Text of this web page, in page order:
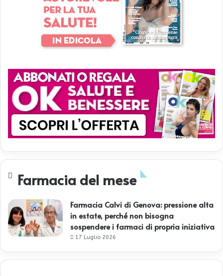
Farmacia del mese
Farmacia Calvi di Genova: pressione alta
in estate, perché non bisogna
sospendere i farmaci di propria iniziativa
17 Luglio 2026